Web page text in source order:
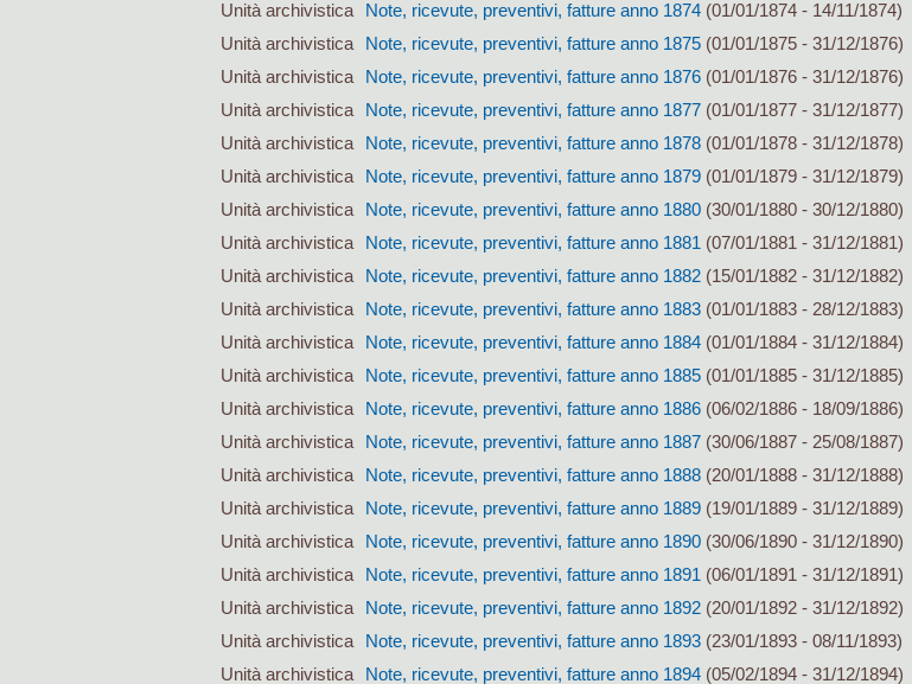
Unità archivistica
Note, ricevute, preventivi, fatture anno 1874 (01/01/1874 - 14/11/1874)
Unità archivistica
Note, ricevute, preventivi, fatture anno 1875 (01/01/1875 - 31/12/1876)
Unità archivistica
Note, ricevute, preventivi, fatture anno 1876 (01/01/1876 - 31/12/1876)
Unità archivistica
Note, ricevute, preventivi, fatture anno 1877 (01/01/1877 - 31/12/1877)
Unità archivistica
Note, ricevute, preventivi, fatture anno 1878 (01/01/1878 - 31/12/1878)
Unità archivistica
Note, ricevute, preventivi, fatture anno 1879 (01/01/1879 - 31/12/1879)
Unità archivistica
Note, ricevute, preventivi, fatture anno 1880 (30/01/1880 - 30/12/1880)
Unità archivistica
Note, ricevute, preventivi, fatture anno 1881 (07/01/1881 - 31/12/1881)
Unità archivistica
Note, ricevute, preventivi, fatture anno 1882 (15/01/1882 - 31/12/1882)
Unità archivistica
Note, ricevute, preventivi, fatture anno 1883 (01/01/1883 - 28/12/1883)
Unità archivistica
Note, ricevute, preventivi, fatture anno 1884 (01/01/1884 - 31/12/1884)
Unità archivistica
Note, ricevute, preventivi, fatture anno 1885 (01/01/1885 - 31/12/1885)
Unità archivistica
Note, ricevute, preventivi, fatture anno 1886 (06/02/1886 - 18/09/1886)
Unità archivistica
Note, ricevute, preventivi, fatture anno 1887 (30/06/1887 - 25/08/1887)
Unità archivistica
Note, ricevute, preventivi, fatture anno 1888 (20/01/1888 - 31/12/1888)
Unità archivistica
Note, ricevute, preventivi, fatture anno 1889 (19/01/1889 - 31/12/1889)
Unità archivistica
Note, ricevute, preventivi, fatture anno 1890 (30/06/1890 - 31/12/1890)
Unità archivistica
Note, ricevute, preventivi, fatture anno 1891 (06/01/1891 - 31/12/1891)
Unità archivistica
Note, ricevute, preventivi, fatture anno 1892 (20/01/1892 - 31/12/1892)
Unità archivistica
Note, ricevute, preventivi, fatture anno 1893 (23/01/1893 - 08/11/1893)
Unità archivistica
Note, ricevute, preventivi, fatture anno 1894 (05/02/1894 - 31/12/1894)